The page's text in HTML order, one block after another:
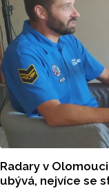
Radary v
ubývá, nejvíce se